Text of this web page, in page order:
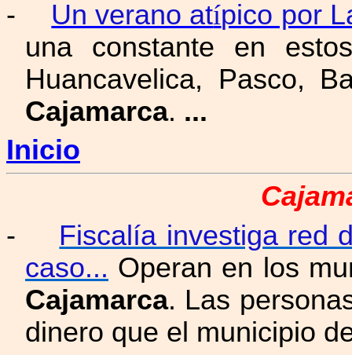
-
Un verano atípico por
una constante en
Huancavelica, Pasco,
Cajamarca. ...
Inicio
-
Fiscalía investiga red
caso... Operan en los
Cajamarca. Las
dinero que el municipio